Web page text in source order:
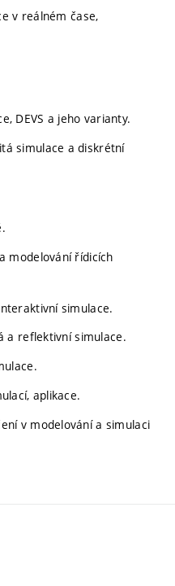
v reálném čase,
DEVS a jeho varianty.
simulace a diskrétní
modelování řídicích
simulace.
a reflektivní simulace.
aplikace.
v modelování a simulaci